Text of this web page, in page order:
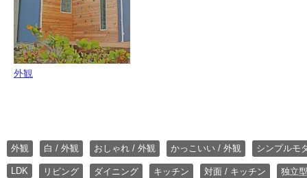
外観
外観 白 / 外観 おしゃれ / 外観 かっこいい / 外観 シンプルモ
LDK リビング ダイニング キッチン 対面 / キッチン 独立